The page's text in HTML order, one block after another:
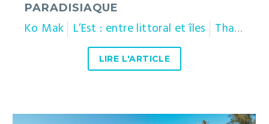
PARADISIAQUE
Ko Mak L’Est : entre littoral et îles Thaïlande
LIRE L'ARTICLE